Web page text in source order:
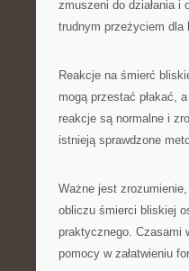
zmuszeni do działania i
trudnym przeżyciem dla
Reakcje na śmierć
mogą przestać płakać,
reakcje są normalne i
istnieją sprawdzone
Ważne jest
obliczu śmierci bliskiej
praktycznego. Czasami
pomocy w załatwieniu